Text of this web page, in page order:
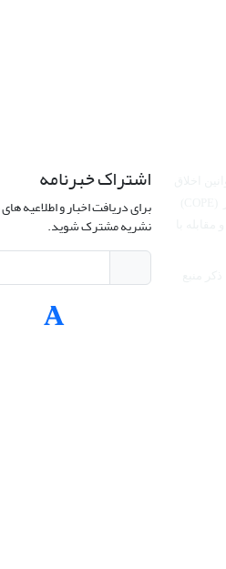
اشتراک خبرنامه
برای دریافت اخبار و اطلاعیه
نشریه مشترک شوید.